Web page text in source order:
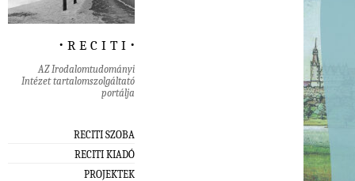
‧ r e c i t i ‧
AZ Irodalomtudományi
Intézet tartalomszolgáltató
portálja
RECITI SZOBA
RECITI KIADÓ
PROJEKTEK